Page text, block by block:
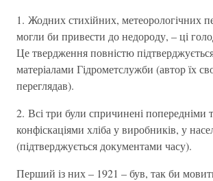
1. Жодних стихійних, метеорологічних
могли би привести до недороду, – ці
Це твердження повністю
матеріалами Гідрометслужби (автор їх
переглядав).
2. Всі три були спричинені попередніми
конфіскаціями хліба у виробників, у
(підтверджується документами часу).
Перший із них – 1921 – був, так би